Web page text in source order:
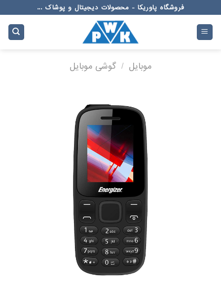
to
content
فروشگاه پاوریکا - محصولات دیجیتال و پوشاک ...
موبایل / گوشی موبایل